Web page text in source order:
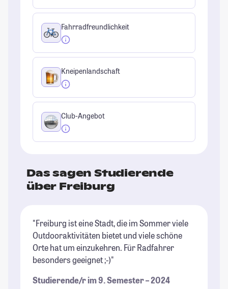
Fahrradfreundlichkeit
Kneipenlandschaft
Club-Angebot
Das sagen Studierende
über Freiburg
"Freiburg ist eine Stadt, die im Sommer viele
Outdooraktivitäten bietet und viele schöne
Orte hat um einzukehren. Für Radfahrer
besonders geeignet ;-)"
Studierende/r im 9. Semester – 2024